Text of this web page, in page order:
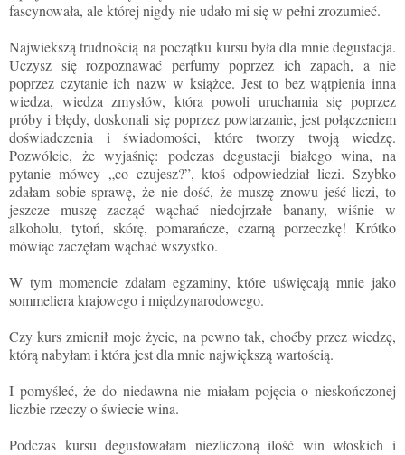
fascynowała, ale której nigdy nie udało mi się w pełni zrozumieć.
Najwiekszą trudnością na początku kursu była dla mnie degustacja.
Uczysz się rozpoznawać perfumy poprzez ich zapach, a nie
poprzez czytanie ich nazw w książce. Jest to bez wątpienia inna
wiedza, wiedza zmysłów, która powoli uruchamia się poprzez
próby i błędy, doskonali się poprzez powtarzanie, jest połączeniem
doświadczenia i świadomości, które tworzy twoją wiedzę.
Pozwólcie, że wyjaśnię: podczas degustacji białego wina, na
pytanie mówcy „co czujesz?”, ktoś odpowiedział liczi. Szybko
zdałam sobie sprawę, że nie dość, że muszę znowu jeść liczi, to
jeszcze muszę zacząć wąchać niedojrzałe banany, wiśnie w
alkoholu, tytoń, skórę, pomarańcze, czarną porzeczkę! Krótko
mówiąc zaczęłam wąchać wszystko.
W tym momencie zdałam egzaminy, które uświęcają mnie jako
sommeliera krajowego i międzynarodowego.
Czy kurs zmienił moje życie, na pewno tak, choćby przez wiedzę,
którą nabyłam i która jest dla mnie największą wartością.
I pomyśleć, że do niedawna nie miałam pojęcia o nieskończonej
liczbie rzeczy o świecie wina.
Podczas kursu degustowałam niezliczoną ilość win włoskich i